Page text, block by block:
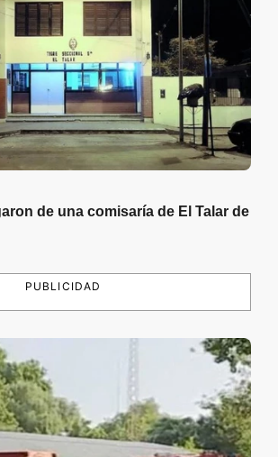
de una comisaría de El Talar de
PUBLICIDAD